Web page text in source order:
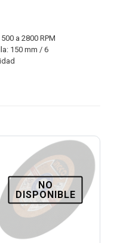
a 2800 RPM
150 mm / 6
NO
DISPONIBLE